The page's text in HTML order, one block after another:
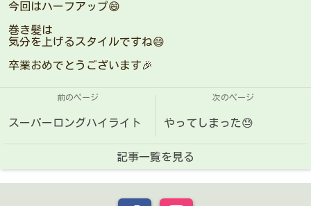
今回はハーフアップ😄
巻き髪は
気分を上げるスタイルですね😄
卒業おめでとうございます🎉
前のページ
スーパーロングハイライト
次のページ
やってしまった😓
記事一覧を見る